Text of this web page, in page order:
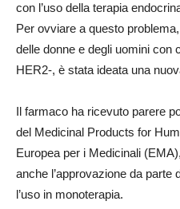
con l’uso della terapia
Per ovviare a questo
delle donne e degli uomini
HER2-, è stata ideata una
Il farmaco ha ricevuto parere
del Medicinal Products for
Europea per i Medicinali
anche l’approvazione da
l’uso in monoterapia.